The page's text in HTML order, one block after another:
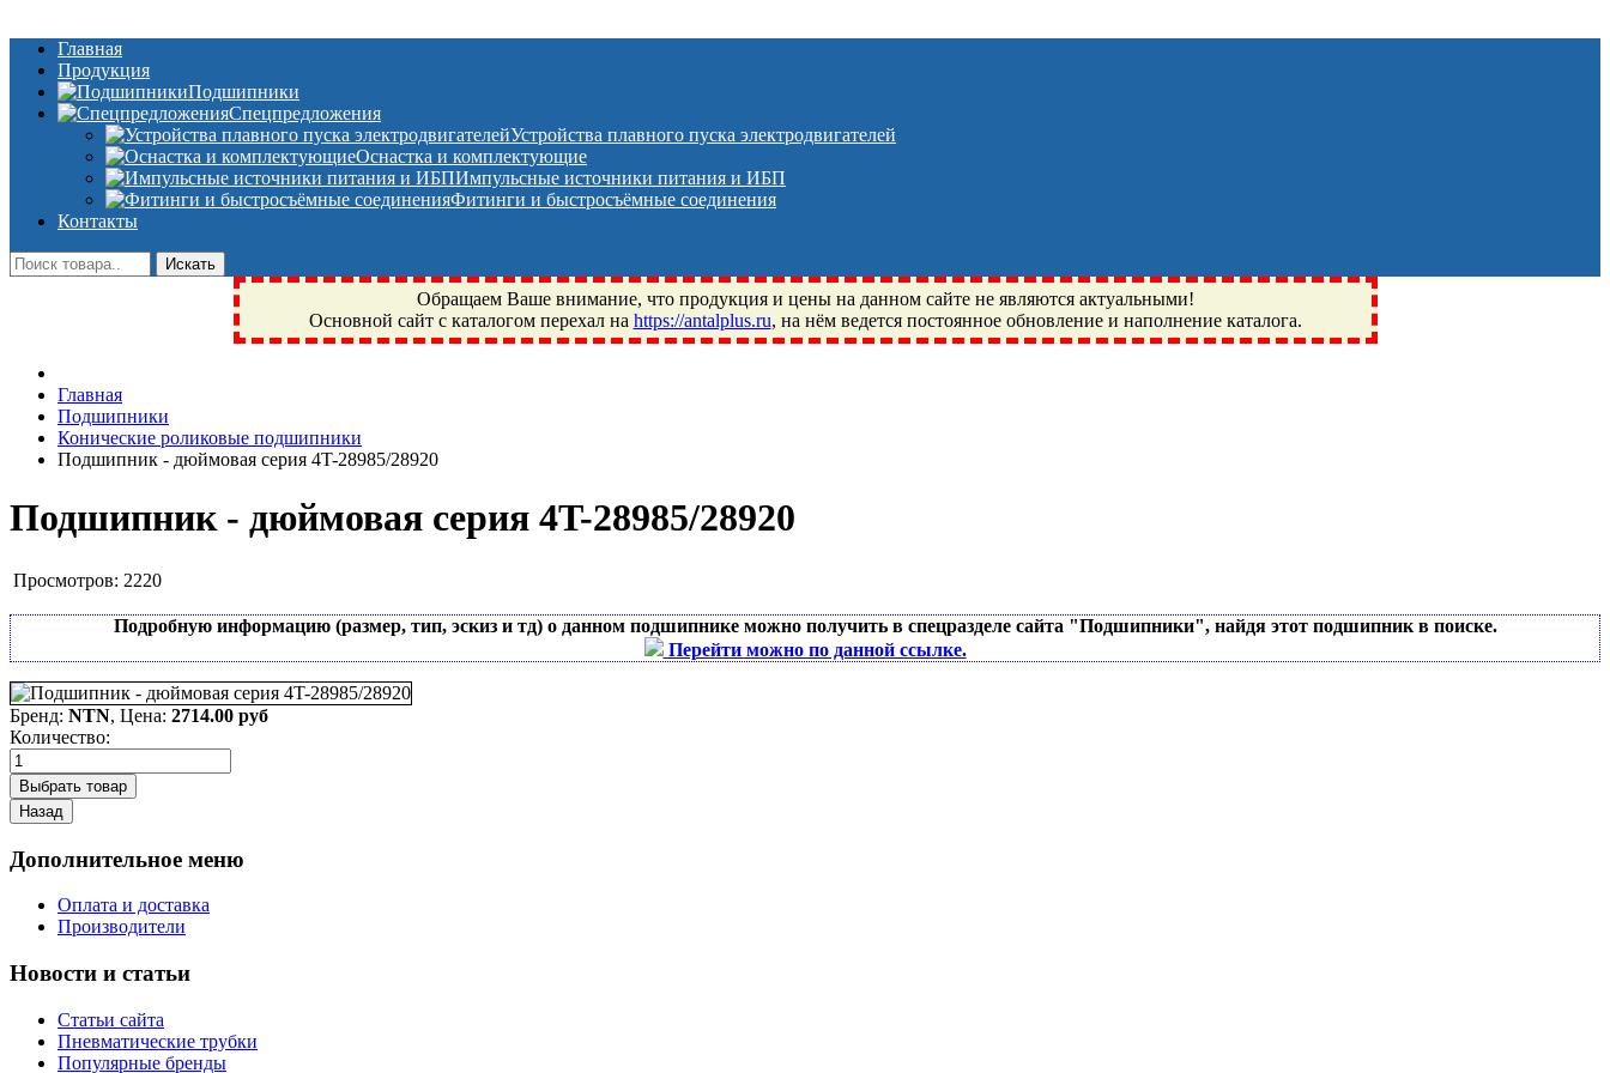
Главная
Продукция
Подшипники
Спецпредложения
Устройства плавного пуска электродвигателей
Оснастка и комплектующие
Импульсные источники питания и ИБП
Фитинги и быстросъёмные соединения
Контакты
Обращаем Ваше внимание, что продукция и цены на данном сайте не являются актуальными!
Основной сайт с каталогом перехал на https://antalplus.ru, на нём ведется постоянное обновление и наполнение каталога.
Фрязино, Антал+, плюс, Свердловский, Загорянский, Юбилейный, Щелково, Москва, Пушкино, Королёв, Балашиха, Фряново, Монино, Ивантеевка, подшипники, пневматика, метизы,
техника, сварочные аппараты, NIS, NSK, JED, KPT, NXZ, ГПЗ, Neutral, WHX, ZWZ, CRAFT, СПЗ-4, NECTECH, KG, LQY, DPI, BSN, SPZ, РФ, BMZ, ХАРП, CX, РОЛТОМ, APZ, FBJ, KYK,
NTN, SKF, купить, заказать
Главная
Подшипники
Конические роликовые подшипники
Подшипник - дюймовая серия 4T-28985/28920
Подшипник - дюймовая серия 4T-28985/28920
Просмотров: 2220
Подробную информацию (размер, тип, эскиз и тд) о данном подшипнике можно получить в спецразделе сайта "Подшипники", найдя этот подшипник в поиске.
Перейти можно по данной ссылке.
Бренд: NTN, Цена: 2714.00 руб
Количество:
Дополнительное меню
Оплата и доставка
Производители
Новости и статьи
Статьи сайта
Пневматические трубки
Популярные бренды